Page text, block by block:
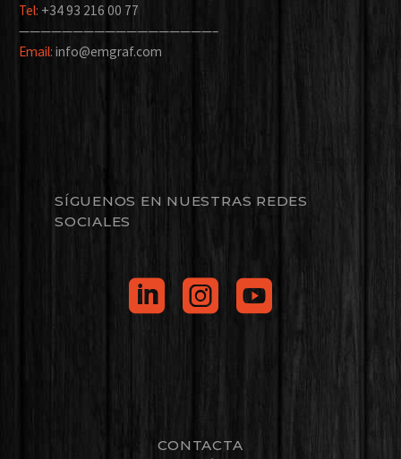
Tel: +34 93 216 00 77
——————————————————–
Email: info@emgraf.com
SÍGUENOS EN NUESTRAS REDES
SOCIALES
CONTACTA